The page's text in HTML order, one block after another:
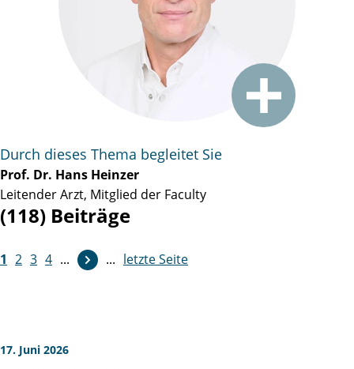
Durch dieses Thema begleitet Sie
Prof. Dr. Hans Heinzer
Leitender Arzt, Mitglied der Faculty
(118) Beiträge
1 2 3 4 ... ... letzte Seite
17. Juni 2026